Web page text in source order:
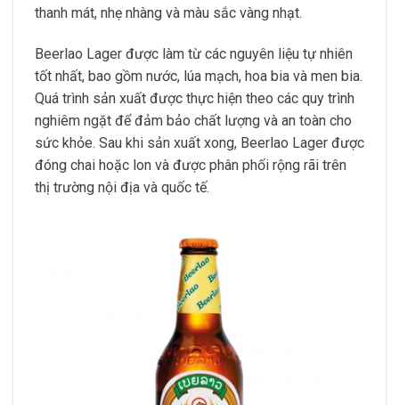
thanh mát, nhẹ nhàng và màu sắc vàng nhạt.
Beerlao Lager được làm từ các nguyên liệu tự nhiên
tốt nhất, bao gồm nước, lúa mạch, hoa bia và men bia.
Quá trình sản xuất được thực hiện theo các quy trình
nghiêm ngặt để đảm bảo chất lượng và an toàn cho
sức khỏe. Sau khi sản xuất xong, Beerlao Lager được
đóng chai hoặc lon và được phân phối rộng rãi trên
thị trường nội địa và quốc tế.